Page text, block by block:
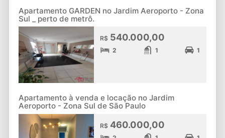
Apartamento GARDEN no Jardim Aeroporto - Zona
Sul _ perto de metrô.
R$540.000,00
2 1 1
Apartamento à venda e locação no Jardim
Aeroporto - Zona Sul de São Paulo
R$460.000,00